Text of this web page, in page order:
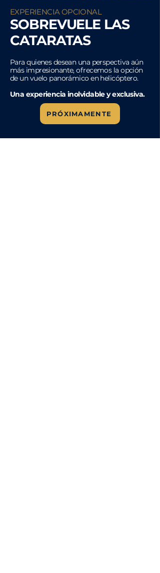
EXPERIENCIA OPCIONAL
SOBREVUELE LAS
CATARATAS
Para quienes desean una perspectiva aún
más impresionante, ofrecemos la opción
de un vuelo panorámico en helicóptero.
Una experiencia inolvidable y exclusiva.
PRÓXIMAMENTE